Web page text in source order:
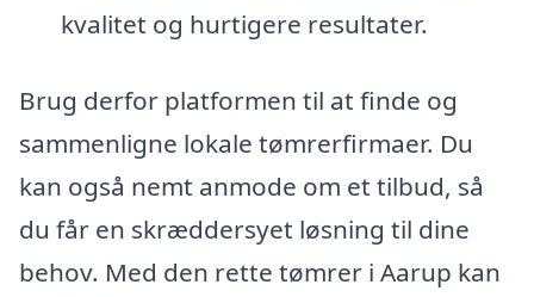
kvalitet og hurtigere resultater.
Brug derfor platformen til at finde og
sammenligne lokale tømrerfirmaer. Du
kan også nemt anmode om et tilbud, så
du får en skræddersyet løsning til dine
behov. Med den rette tømrer i Aarup kan